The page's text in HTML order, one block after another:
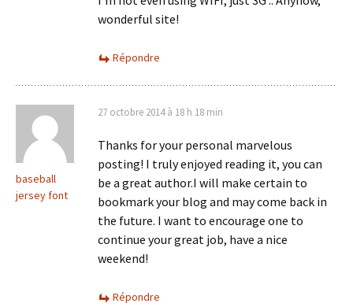
wonderful site!
Répondre
baseball
jersey font
27 octobre 2014 à 18 h 18 min
Thanks for your personal marvelous
posting! I truly enjoyed reading it, you can
be a great author.I will make certain to
bookmark your blog and may come back in
the future. I want to encourage one to
continue your great job, have a nice
weekend!
Répondre